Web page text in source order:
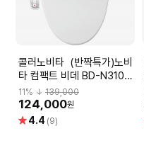
콜러노비타 (반짝특가)노비
타 컴팩트 비데 BD-N310P
연속온수 직수형 비데
11 % ↓ 139,000
124,000원
별 4.4 (9)